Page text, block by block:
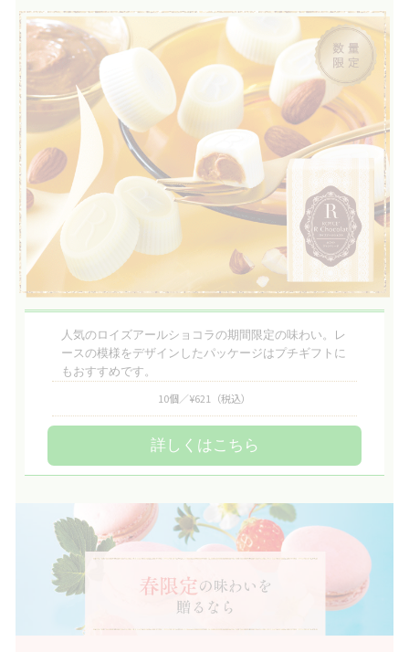
人気のロイズアールショコラの期間限定の味わい。レ
ースの模様をデザインしたパッケージはプチギフトに
もおすすめです。
10個／¥621 （税込）
詳しくはこちら